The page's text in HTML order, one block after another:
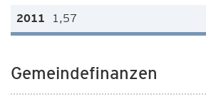
1,57
Gemeindefinanzen